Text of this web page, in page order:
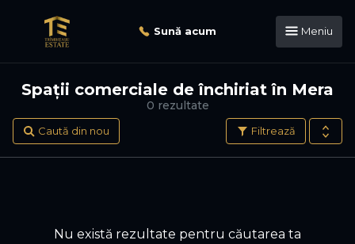
Sună acum Meniu
0 rezultate
Spații comerciale de închiriat în Mera
Filtrează
Caută din nou
Nu există rezultate pentru căutarea ta